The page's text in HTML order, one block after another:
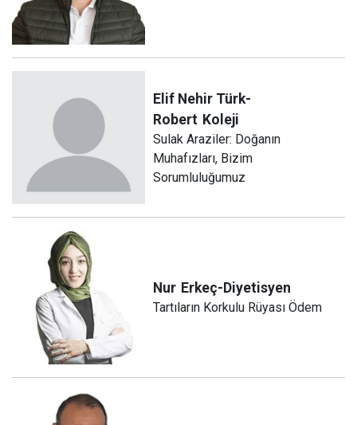
Elif Nehir Türk-
Robert Koleji
Sulak Araziler: Doğanın
Muhafızları, Bizim
Sorumluluğumuz
Nur Erkeç-Diyetisyen
Tartıların Korkulu Rüyası Ödem